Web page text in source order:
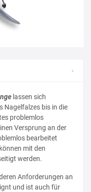
›
lassen sich
Nagelfalzes bis in die
problemlos
Versprung an der
bearbeitet
mit den
werden.
Anforderungen an
und ist auch für